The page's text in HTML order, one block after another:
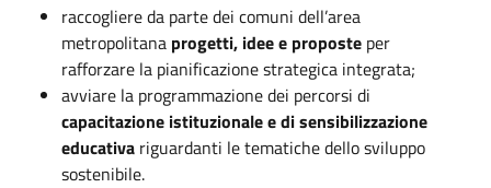
raccogliere da parte dei comuni dell’area
metropolitana progetti, idee e proposte per
rafforzare la pianificazione strategica integrata;
avviare la programmazione dei percorsi di
capacitazione istituzionale e di sensibilizzazione
educativa riguardanti le tematiche dello sviluppo
sostenibile.